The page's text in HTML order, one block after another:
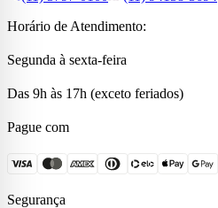
Horário de Atendimento:
Segunda à sexta-feira
Das 9h às 17h (exceto feriados)
Pague com
Segurança